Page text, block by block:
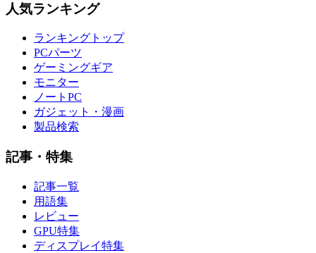
人気ランキング
ランキングトップ
PCパーツ
ゲーミングギア
モニター
ノートPC
ガジェット・漫画
製品検索
記事・特集
記事一覧
用語集
レビュー
GPU特集
ディスプレイ特集